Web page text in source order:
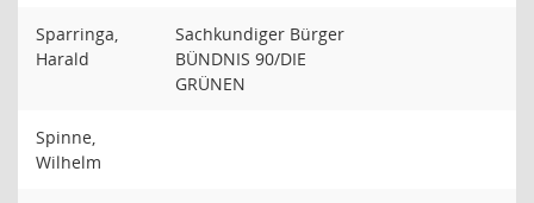
Sparringa,
Harald
Sachkundiger Bürger
BÜNDNIS 90/DIE
GRÜNEN
Spinne,
Wilhelm